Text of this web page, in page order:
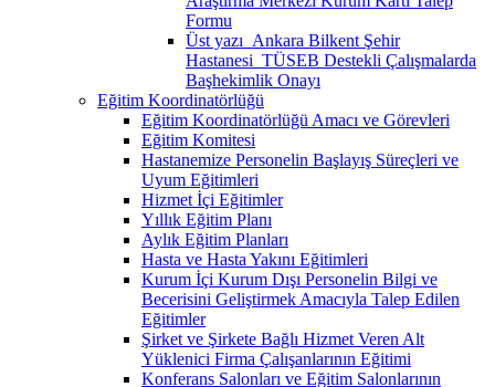
Formu
Üst yazı_Ankara Bilkent Şehir
Hastanesi_TÜSEB Destekli Çalışmalarda
Başhekimlik Onayı
Eğitim Koordinatörlüğü
Eğitim Koordinatörlüğü Amacı ve Görevleri
Eğitim Komitesi
Hastanemize Personelin Başlayış Süreçleri ve
Uyum Eğitimleri
Hizmet İçi Eğitimler
Yıllık Eğitim Planı
Aylık Eğitim Planları
Hasta ve Hasta Yakını Eğitimleri
Kurum İçi Kurum Dışı Personelin Bilgi ve
Becerisini Geliştirmek Amacıyla Talep Edilen
Eğitimler
Şirket ve Şirkete Bağlı Hizmet Veren Alt
Yüklenici Firma Çalışanlarının Eğitimi
Konferans Salonları ve Eğitim Salonlarının